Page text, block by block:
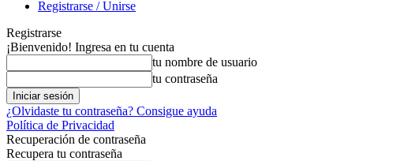
Registrarse / Unirse
Registrarse
¡Bienvenido! Ingresa en tu cuenta
tu nombre de usuario
tu contraseña
¿Olvidaste tu contraseña? Consigue ayuda
Política de Privacidad
Recuperación de contraseña
Recupera tu contraseña